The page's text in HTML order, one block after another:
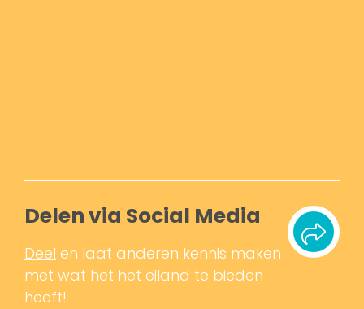
Delen via Social Media
Deel en laat anderen kennis maken
met wat het het eiland te bieden
heeft!